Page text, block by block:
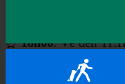
muối tôm, mãng
⏰18h00: Về đến